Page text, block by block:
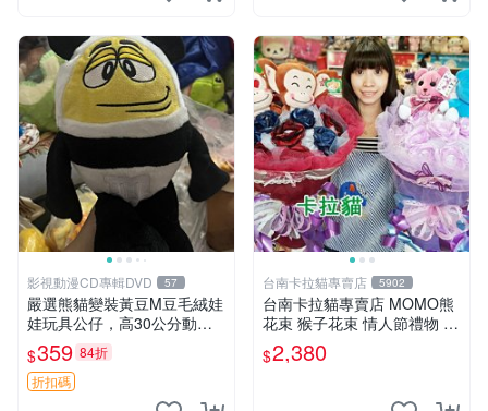
影視動漫CD專輯DVD 57
嚴選熊貓變裝黃豆M豆毛絨娃
娃玩具公仔，高30公分動漫
周邊 熊貓 變裝 公仔
$359 84折
折扣碼
台南卡拉貓專賣店 5902
台南卡拉貓專賣店 MOMO熊
花束 猴子花束 情人節禮物 二
選一 可繡字 可今天寄明天到
$2,380